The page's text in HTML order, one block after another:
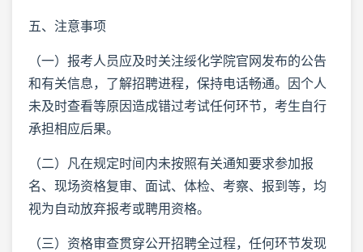
五、注意事项
（一）报考人员应及时关注绥化学院官网发布的公告
和有关信息，了解招聘进程，保持电话畅通。因个人
未及时查看等原因造成错过考试任何环节，考生自行
承担相应后果。
（二）凡在规定时间内未按照有关通知要求参加报
名、现场资格复审、面试、体检、考察、报到等，均
视为自动放弃报考或聘用资格。
（三）资格审查贯穿公开招聘全过程，任何环节发现